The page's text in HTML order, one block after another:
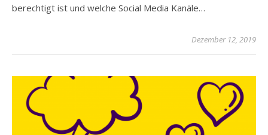
berechtigt ist und welche Social Media Kanäle…
Dezember 12, 2019